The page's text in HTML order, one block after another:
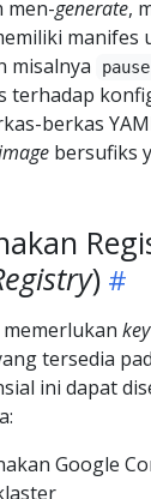
men-generate,
manifes
misalnya
terhadap
berkas
bersufiks
)
key
tersedia
ini dapat
Google